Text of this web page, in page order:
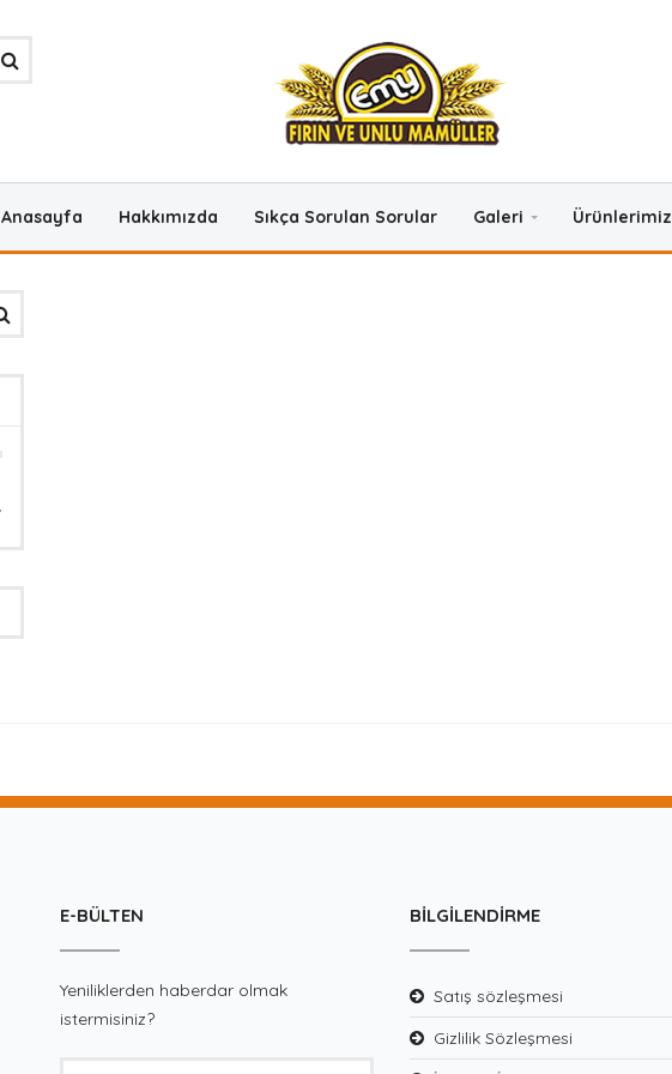
Anasayfa Hakkımızda Sıkça Sorulan Sorular Galeri Ürünlerimiz
E-BÜLTEN
Yeniliklerden haberdar olmak
istermisiniz?
BILGILENDIRME
Satış sözleşmesi
Gizlilik Sözleşmesi